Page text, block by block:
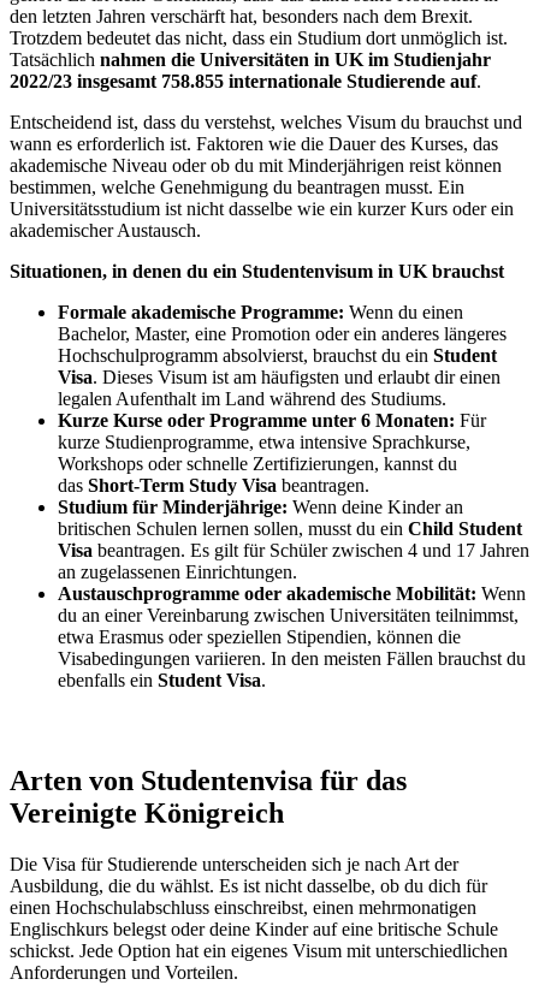
den letzten Jahren verschärft hat, besonders nach dem Brexit.
Trotzdem bedeutet das nicht, dass ein Studium dort unmöglich ist.
Tatsächlich nahmen die Universitäten in UK im Studienjahr
2022/23 insgesamt 758.855 internationale Studierende auf.
Entscheidend ist, dass du verstehst, welches Visum du brauchst und
wann es erforderlich ist. Faktoren wie die Dauer des Kurses, das
akademische Niveau oder ob du mit Minderjährigen reist können
bestimmen, welche Genehmigung du beantragen musst. Ein
Universitätsstudium ist nicht dasselbe wie ein kurzer Kurs oder ein
akademischer Austausch.
Situationen, in denen du ein Studentenvisum in UK brauchst
Formale akademische Programme: Wenn du einen
Bachelor, Master, eine Promotion oder ein anderes längeres
Hochschulprogramm absolvierst, brauchst du ein Student
Visa. Dieses Visum ist am häufigsten und erlaubt dir einen
legalen Aufenthalt im Land während des Studiums.
Kurze Kurse oder Programme unter 6 Monaten: Für
kurze Studienprogramme, etwa intensive Sprachkurse,
Workshops oder schnelle Zertifizierungen, kannst du
das Short-Term Study Visa beantragen.
Studium für Minderjährige: Wenn deine Kinder an
britischen Schulen lernen sollen, musst du ein Child Student
Visa beantragen. Es gilt für Schüler zwischen 4 und 17 Jahren
an zugelassenen Einrichtungen.
Austauschprogramme oder akademische Mobilität: Wenn
du an einer Vereinbarung zwischen Universitäten teilnimmst,
etwa Erasmus oder speziellen Stipendien, können die
Visabedingungen variieren. In den meisten Fällen brauchst du
ebenfalls ein Student Visa.
Arten von Studentenvisa für das
Vereinigte Königreich
Die Visa für Studierende unterscheiden sich je nach Art der
Ausbildung, die du wählst. Es ist nicht dasselbe, ob du dich für
einen Hochschulabschluss einschreibst, einen mehrmonatigen
Englischkurs belegst oder deine Kinder auf eine britische Schule
schickst. Jede Option hat ein eigenes Visum mit unterschiedlichen
Anforderungen und Vorteilen.